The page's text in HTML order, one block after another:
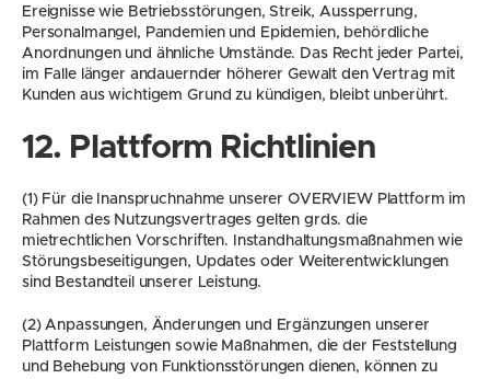
Ereignisse wie Betriebsstörungen, Streik, Aussperrung,
Personalmangel, Pandemien und Epidemien, behördliche
Anordnungen und ähnliche Umstände. Das Recht jeder Partei,
im Falle länger andauernder höherer Gewalt den Vertrag mit
Kunden aus wichtigem Grund zu kündigen, bleibt unberührt.
12. Plattform Richtlinien
(1) Für die Inanspruchnahme unserer OVERVIEW Plattform im
Rahmen des Nutzungsvertrages gelten grds. die
mietrechtlichen Vorschriften. Instandhaltungsmaßnahmen wie
Störungsbeseitigungen, Updates oder Weiterentwicklungen
sind Bestandteil unserer Leistung.
(2) Anpassungen, Änderungen und Ergänzungen unserer
Plattform Leistungen sowie Maßnahmen, die der Feststellung
und Behebung von Funktionsstörungen dienen, können zu